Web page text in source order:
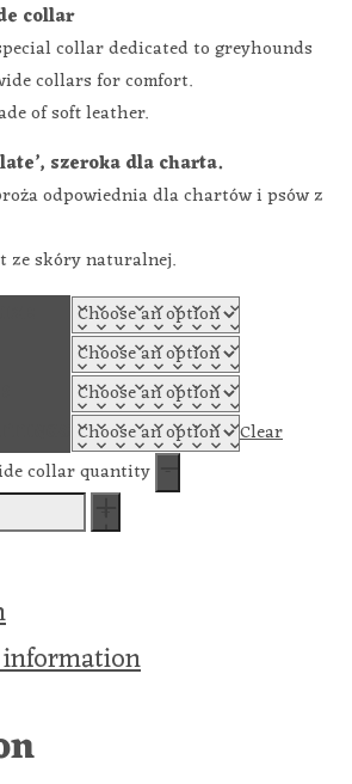
collar
collar dedicated to greyhounds
collars for comfort.
of soft leather.
szeroka dla charta.
odpowiednia dla chartów i psów z
ze skóry naturalnej.
Clear
collar quantity